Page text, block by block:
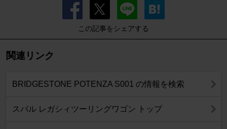
この記事をシェアする
関連リンク
BRIDGESTONE POTENZA S001 の情報を検索
スバル レガシィツーリングワゴン トップ